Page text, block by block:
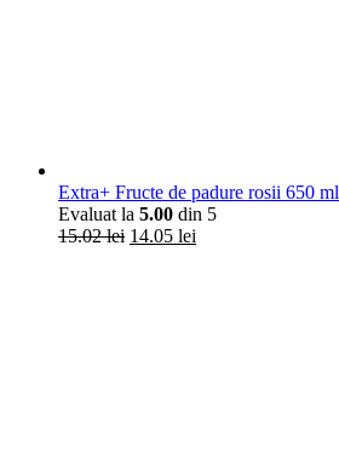
Extra+ Fructe de padure rosii 650 ml
Evaluat la 5.00 din 5
15.02lei 14.05 lei